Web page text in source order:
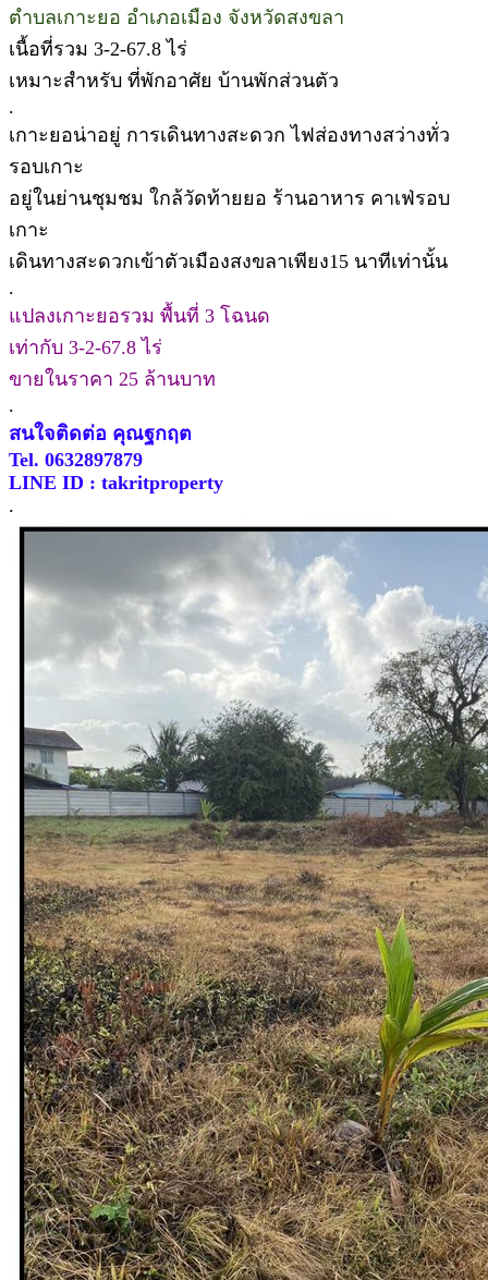
ตำบลเกาะยอ อำเภอเมือง จังหวัดสงขลา
เนื้อที่รวม 3-2-67.8 ไร่
เหมาะสำหรับ ที่พักอาศัย บ้านพักส่วนตัว
.
เกาะยอน่าอยู่ การเดินทางสะดวก ไฟส่องทางสว่างทั่ว
รอบเกาะ
อยู่ในย่านชุมชม ใกล้วัดท้ายยอ ร้านอาหาร คาเฟ่รอบ
เกาะ
เดินทางสะดวกเข้าตัวเมืองสงขลาเพียง15 นาทีเท่านั้น
.
แปลงเกาะยอรวม พื้นที่ 3 โฉนด
เท่ากับ 3-2-67.8 ไร่
ขายในราคา 25 ล้านบาท
.
สนใจติดต่อ คุณฐกฤต
Tel. 0632897879
LINE ID : takritproperty
.